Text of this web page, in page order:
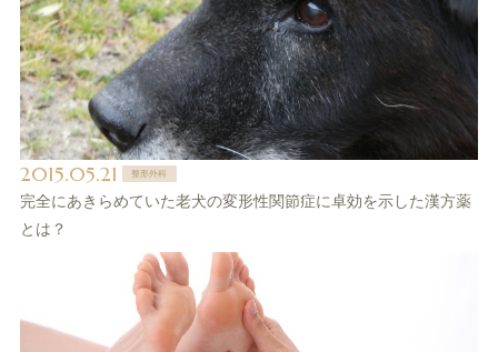
2015.05.21 整形外科
完全にあきらめていた老犬の変形性関節症に卓効を示した漢方薬
とは？